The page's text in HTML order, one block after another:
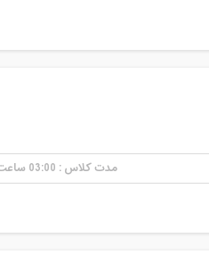
مدت کلاس : 03:00 ساعت